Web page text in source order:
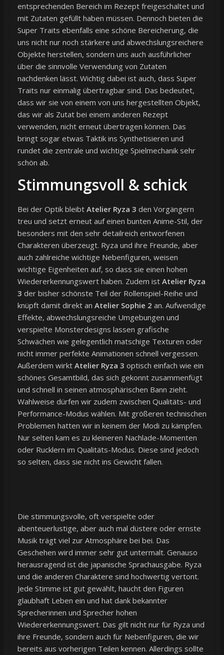
entsprechenden Bereich im Rezept freigeschaltet und
mit Zutaten gefüllt haben müssen. Dennoch bieten die
Super Traits ebenfalls eine schöne Bereicherung, die
uns nicht nur noch stärkere und abwechslungsreichere
Objekte herstellen, sondern uns auch ausführlicher
über die sinnvolle Verwendung von Zutaten
nachdenken lässt. Wichtig dabei ist auch, dass Super
Traits nur einmalig übertragbar sind. Das bedeutet,
dass wir sie von einem von uns hergestellten Objekt,
das wir als Zutat bei einem anderen Rezept
verwenden, nicht erneut übertragen können. Das
bringt sogar etwas Taktik ins Synthetisieren und
rundet die zentrale und wichtige Spielmechanik sehr
schön ab.
Stimmungsvoll & schick
Bei der Optik bleibt Atelier Ryza 3 den Vorgängern
treu und setzt erneut auf einen bunten Anime-Stil, der
besonders mit den sehr detailreich entworfenen
Charakteren überzeugt. Ryza und ihre Freunde, aber
auch zahlreiche wichtige Nebenfiguren, weisen
wichtige Eigenheiten auf, so dass sie einen hohen
Wiedererkennungswert haben. Zudem ist Atelier Ryza
3 der bisher schönste Teil der Rollenspiel-Reihe und
knüpft damit direkt an Atelier Sophie 2 an. Aufwendige
Effekte, abwechslungsreiche Umgebungen und
verspielte Monsterdesigns lassen grafische
Schwächen wie gelegentlich matschige Texturen oder
nicht immer perfekte Animationen schnell vergessen.
Außerdem wirkt Atelier Ryza 3 optisch einfach wie ein
schönes Gesamtbild, das sich gekonnt zusammenfügt
und schnell in seinen atmosphärischen Bann zieht.
Wahlweise dürfen wir zudem zwischen Qualitäts- und
Performance-Modus wählen. Mit größeren technischen
Problemen hatten wir in keinem der Modi zu kämpfen.
Nur selten kam es zu kleineren Nachlade-Momenten
oder Rucklern im Qualitäts-Modus. Diese sind jedoch
so selten, dass sie nicht ins Gewicht fallen.
Die stimmungsvolle, oft verspielte oder
abenteuerlustige, aber auch mal düstere oder ernste
Musik trägt viel zur Atmosphäre bei bei. Das
Geschehen wird immer sehr gut untermalt. Genauso
herausragend ist die japanische Sprachausgabe. Ryza
und die anderen Charaktere sind hochwertig vertont.
Jede Stimme ist gut gewählt, haucht den Figuren
glaubhaft Leben ein und hat dank bekannter
Sprecherinnen und Sprecher hohen
Wiedererkennungswert. Das gilt nicht nur für Ryza und
ihre Freunde, sondern auch für Nebenfiguren, die wir
bereits aus vorherigen Teilen kennen. Allerdings sollte